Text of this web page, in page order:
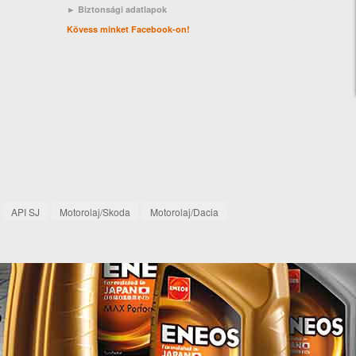
► Biztonsági adatlapok
Kövess minket Facebook-on!
API SJ Motorolaj/Skoda
Motorolaj/Dacia